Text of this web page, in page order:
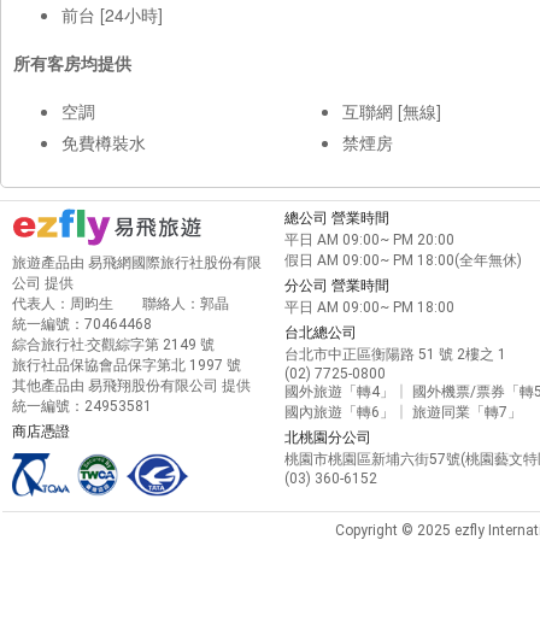
前台 [24小時]
所有客房均提供
空調
免費樽裝水
互聯網 [無線]
禁煙房